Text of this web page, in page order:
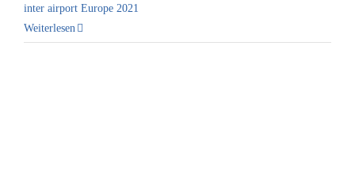
inter airport Europe 2021
Weiterlesen